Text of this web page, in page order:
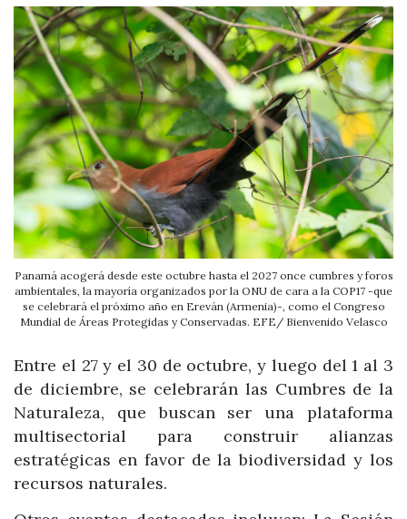
Panamá acogerá desde este octubre hasta el 2027 once cumbres y foros
ambientales, la mayoría organizados por la ONU de cara a la COP17 -que
se celebrará el próximo año en Ereván (Armenia)-, como el Congreso
Mundial de Áreas Protegidas y Conservadas. EFE/ Bienvenido Velasco
Entre el 27 y el 30 de octubre, y luego del 1 al 3
de diciembre, se celebrarán las Cumbres de la
Naturaleza, que buscan ser una plataforma
multisectorial para construir alianzas
estratégicas en favor de la biodiversidad y los
recursos naturales.